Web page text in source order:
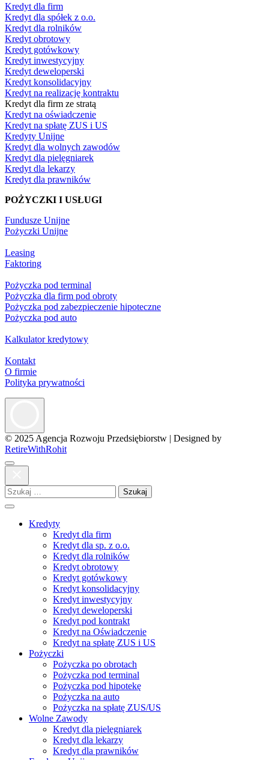
Kredyt dla firm
Kredyt dla spółek z o.o.
Kredyt dla rolników
Kredyt obrotowy
Kredyt gotówkowy
Kredyt inwestycyjny
Kredyt deweloperski
Kredyt konsolidacyjny
Kredyt na realizację kontraktu
Kredyt dla firm ze stratą
Kredyt na oświadczenie
Kredyt na spłatę ZUS i US
Kredyty Unijne
Kredyt dla wolnych zawodów
Kredyt dla pielęgniarek
Kredyt dla lekarzy
Kredyt dla prawników
POŻYCZKI I USŁUGI
Fundusze Unijne
Pożyczki Unijne
Leasing
Faktoring
Pożyczka pod terminal
Pożyczka dla firm pod obroty
Pożyczka pod zabezpieczenie hipoteczne
Pożyczka pod auto
Kalkulator kredytowy
Kontakt
O firmie
Polityka prywatności
© 2025 Agencja Rozwoju Przedsiębiorstw | Designed by
RetireWithRohit
Szukaj:
Kredyty
Kredyt dla firm
Kredyt dla sp. z o.o.
Kredyt dla rolników
Kredyt obrotowy
Kredyt gotówkowy
Kredyt konsolidacyjny
Kredyt inwestycyjny
Kredyt deweloperski
Kredyt pod kontrakt
Kredyt na Oświadczenie
Kredyt na spłatę ZUS i US
Pożyczki
Pożyczka po obrotach
Pożyczka pod terminal
Pożyczka pod hipotekę
Pożyczka na auto
Pożyczka na spłatę ZUS/US
Wolne Zawody
Kredyt dla pielęgniarek
Kredyt dla lekarzy
Kredyt dla prawników